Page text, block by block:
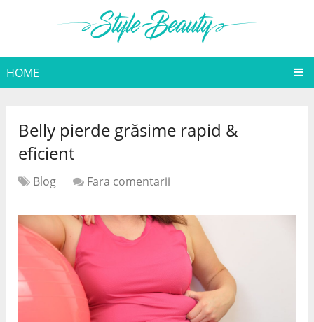
HOME
Belly pierde grăsime rapid &
eficient
Blog Fara comentarii